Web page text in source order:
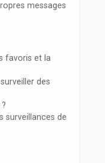
messages
favoris et la
des
surveillances de